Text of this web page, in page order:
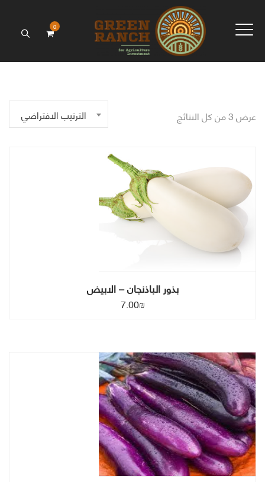
0
عرض ⁦3⁩ من كل النتائج الترتيب الافتراضي
بذور الباذنجان – الابيض
7.00₪